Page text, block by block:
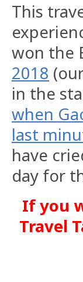
This
won the
2018
in the
when
last
have
day for
If you
Travel